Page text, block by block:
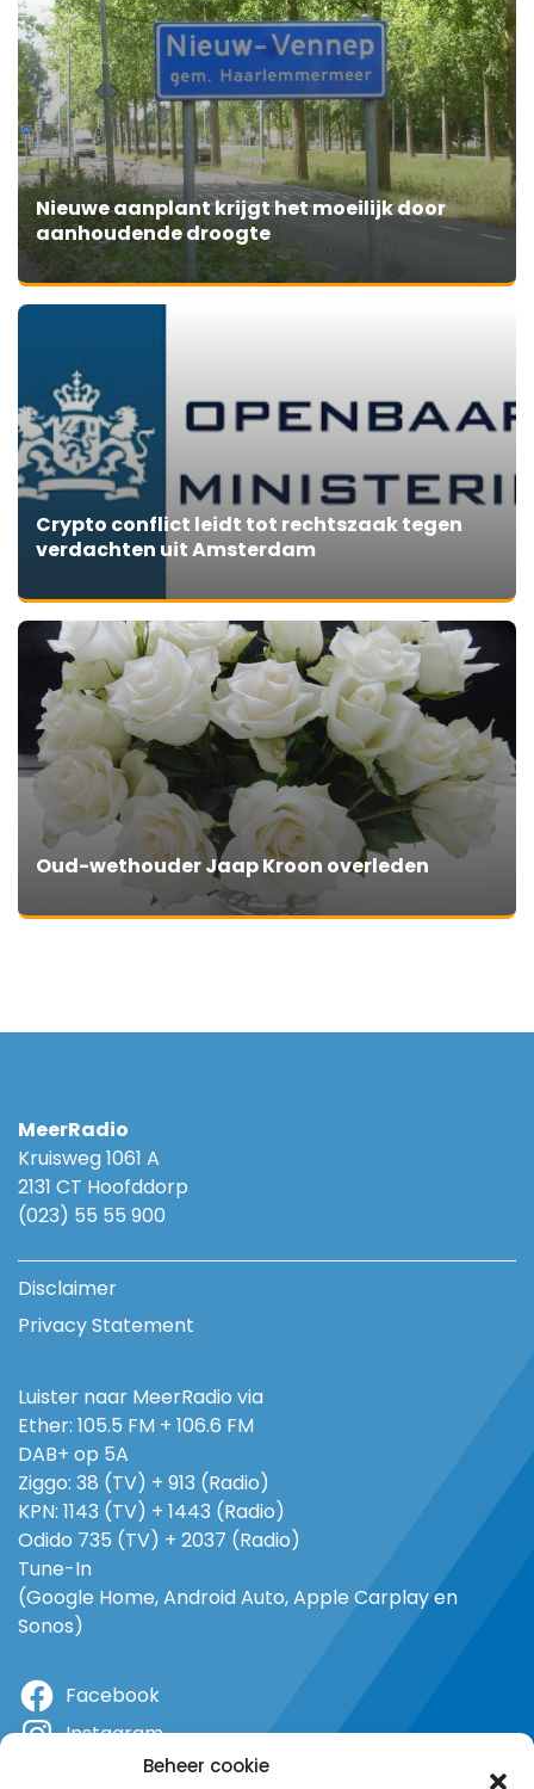
Beheer cookie
Nieuwe aanplant krijgt het moeilijk door
aanhoudende droogte
Crypto conflict leidt tot rechtszaak tegen
verdachten uit Amsterdam
Oud-wethouder Jaap Kroon overleden
MeerRadio
Kruisweg 1061 A
2131 CT Hoofddorp
(023) 55 55 900
Disclaimer
Privacy Statement
Luister naar MeerRadio via
Ether: 105.5 FM + 106.6 FM
DAB+ op 5A
Ziggo: 38 (TV) + 913 (Radio)
KPN: 1143 (TV) + 1443 (Radio)
Odido 735 (TV) + 2037 (Radio)
Tune-In
(Google Home, Android Auto, Apple Carplay en
Sonos)
Facebook
Instagram